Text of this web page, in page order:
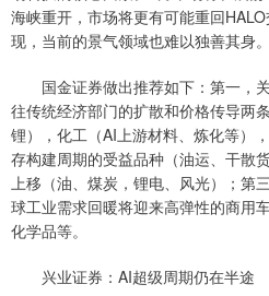
海峡重开，市场将更有可能重回
现，当前的景气领域也难以独善其身。
国金证券做出推荐如下：第一，
往传统经济部门的扩散和价格传导两
锂），化工（AI上游材料、炼化等）
存构建周期的受益品种（油运、干散
上移（油、煤炭，锂电、风光）；第
球工业需求回暖将迎来高弹性的商用
化学品等。
兴业证券：AI超级周期仍在半途